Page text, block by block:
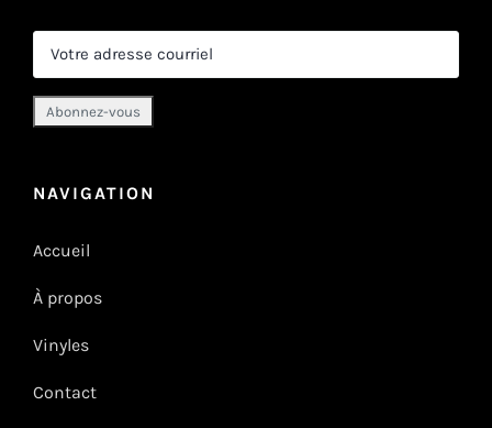
NAVIGATION
Accueil
À propos
Vinyles
Contact